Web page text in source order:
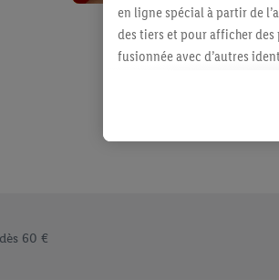
avec les différents arguments de vente
60 €
en ligne spécial à partir de
des tiers et pour afficher
fusionnée avec d’autres
vous avez montré de
l’achat) peuvent
plusieurs services de Lidl
En cliquant sur « Refuser
« Accepter », vous